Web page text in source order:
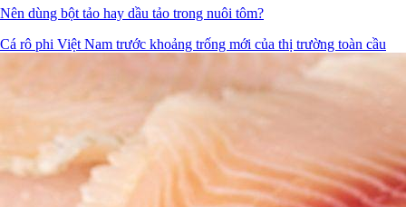
Nên dùng bột tảo hay dầu tảo trong nuôi tôm?
Cá rô phi Việt Nam trước khoảng trống mới của thị trường toàn cầu